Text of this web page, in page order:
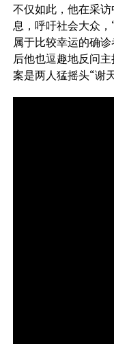
不仅如此，他在采
息，呼吁社会大众
属于比较幸运的确
后他也逗趣地反问
案是两人猛摇头“谢